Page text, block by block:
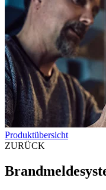
Produktübersicht
ZURÜCK